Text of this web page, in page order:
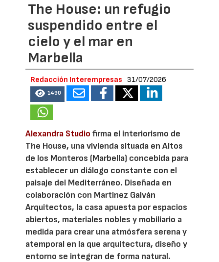
The House: un refugio
suspendido entre el
cielo y el mar en
Marbella
Redacción Interempresas 31/07/2026
1490
Alexandra Studio firma el interiorismo de
The House, una vivienda situada en Altos
de los Monteros (Marbella) concebida para
establecer un diálogo constante con el
paisaje del Mediterráneo. Diseñada en
colaboración con Martinez Galván
Arquitectos, la casa apuesta por espacios
abiertos, materiales nobles y mobiliario a
medida para crear una atmósfera serena y
atemporal en la que arquitectura, diseño y
entorno se integran de forma natural.